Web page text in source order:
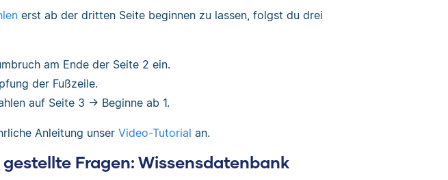
erst ab der dritten Seite beginnen zu lassen, folgst du drei
am Ende der Seite 2 ein.
der Fußzeile.
auf Seite 3 → Beginne ab 1.
Anleitung unser Video-Tutorial an.
Fragen: Wissensdatenbank